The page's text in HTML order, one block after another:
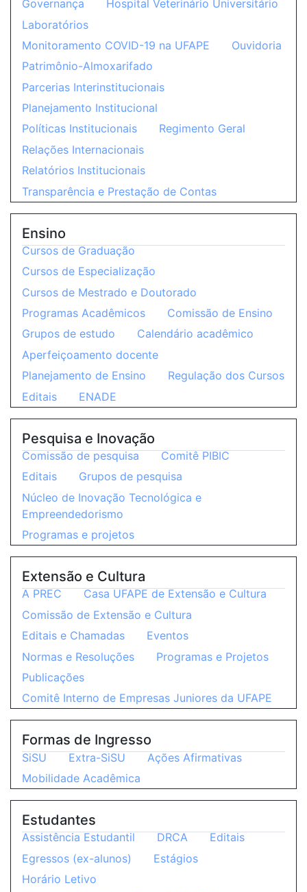
Governança
Hospital Veterinário Universitário
Laboratórios
Monitoramento COVID-19 na UFAPE
Ouvidoria
Patrimônio-Almoxarifado
Parcerias Interinstitucionais
Planejamento Institucional
Políticas Institucionais
Regimento Geral
Relações Internacionais
Relatórios Institucionais
Transparência e Prestação de Contas
Ensino
Cursos de Graduação
Cursos de Especialização
Cursos de Mestrado e Doutorado
Programas Acadêmicos
Comissão de Ensino
Grupos de estudo
Calendário acadêmico
Aperfeiçoamento docente
Planejamento de Ensino
Regulação dos Cursos
Editais
ENADE
Pesquisa e Inovação
Comissão de pesquisa
Comitê PIBIC
Editais
Grupos de pesquisa
Núcleo de Inovação Tecnológica e
Empreendedorismo
Programas e projetos
Extensão e Cultura
A PREC
Casa UFAPE de Extensão e Cultura
Comissão de Extensão e Cultura
Editais e Chamadas
Eventos
Normas e Resoluções
Programas e Projetos
Publicações
Comitê Interno de Empresas Juniores da UFAPE
Formas de Ingresso
SiSU Extra-SiSU
Ações Afirmativas
Mobilidade Acadêmica
Estudantes
Assistência Estudantil DRCA
Editais
Egressos (ex-alunos)
Estágios
Horário Letivo